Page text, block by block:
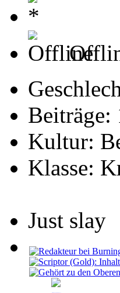
Beiträge:
Kultur:
Klasse:
Just slay